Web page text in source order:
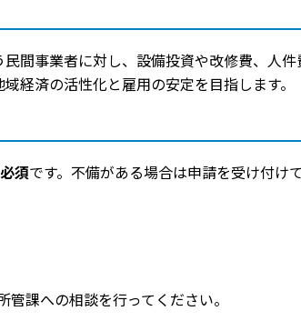
間事業者に対し、設備投資や改修費、人
経済の活性化と雇用の安定を目指します。
須です。不備がある場合は申請を受け付け
課への相談を行ってください。